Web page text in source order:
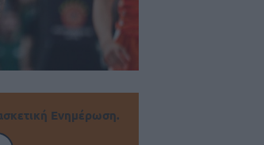
Ενημέρωση.